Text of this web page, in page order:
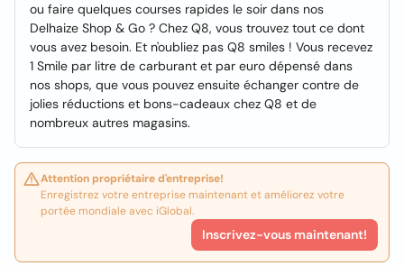
ou faire quelques courses rapides le soir dans nos
Delhaize Shop & Go ? Chez Q8, vous trouvez tout ce dont
vous avez besoin. Et n'oubliez pas Q8 smiles ! Vous recevez
1 Smile par litre de carburant et par euro dépensé dans
nos shops, que vous pouvez ensuite échanger contre de
jolies réductions et bons-cadeaux chez Q8 et de
nombreux autres magasins.
Attention propriétaire d'entreprise!
Enregistrez votre entreprise maintenant et améliorez votre
portée mondiale avec iGlobal.
Inscrivez-vous maintenant!